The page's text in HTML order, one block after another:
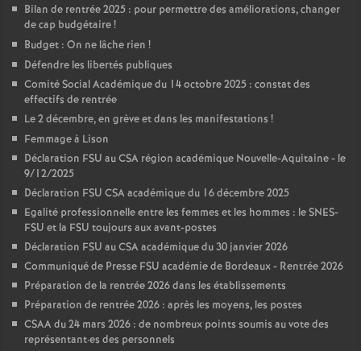
Bilan de rentrée 2025 : pour permettre des améliorations, changer
de cap budgétaire!
Budget : On ne lâche rien !
Défendre les libertés publiques
Comité Social Académique du 14 octobre 2025 : constat des
effectifs de rentrée
Le 2 décembre, en grève et dans les manifestations !
Femmage à Lison
Déclaration FSU au CSA région académique Nouvelle-Aquitaine - le
9/12/2025
Déclaration FSU CSA académique du 16 décembre 2025
Egalité professionnelle entre les femmes et les hommes : le SNES-
FSU et la FSU toujours aux avant-postes
Déclaration FSU au CSA académique du 30 janvier 2026
Communiqué de Presse FSU académie de Bordeaux - Rentrée 2026
Préparation de la rentrée 2026 dans les établissements
Préparation de rentrée 2026 : après les moyens, les postes
CSAA du 24 mars 2026 : de nombreux points soumis au vote des
représentant·es des personnels